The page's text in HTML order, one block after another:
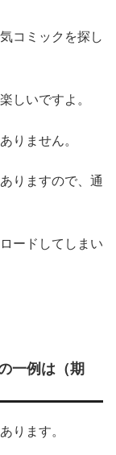
コミックを探し
しいですよ。
りません。
りますので、通
ードしてしまい
一例は（期
ります。